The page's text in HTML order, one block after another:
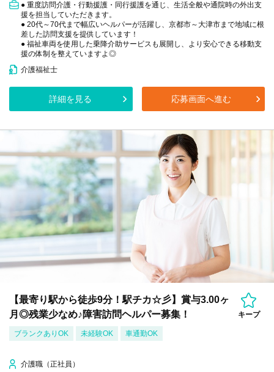
● 重度訪問介護・行動援護・同行援護を通じ、生活全般や通院時の外出支
援を担当していただきます。
● 20代～70代まで幅広いヘルパーが活躍し、京都市～大津市まで地域に根
差した訪問支援を提供しています！
● 福祉車両を使用した乗降介助サービスも展開し、より安心できる移動支
援の体制を整えていますよ◎
介護福祉士
詳細を見る 応募画面へ進む
【最寄り駅から徒歩9分！駅チカ☆彡】賞与3.00ヶ
月◎残業少なめ♪障害訪問ヘルパー募集！
キープ
ブランクありOK 未経験OK 車通勤OK
介護職（正社員）